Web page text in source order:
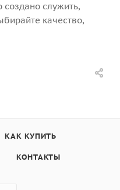
служить,
качество,
КАК КУПИТЬ
КОНТАКТЫ